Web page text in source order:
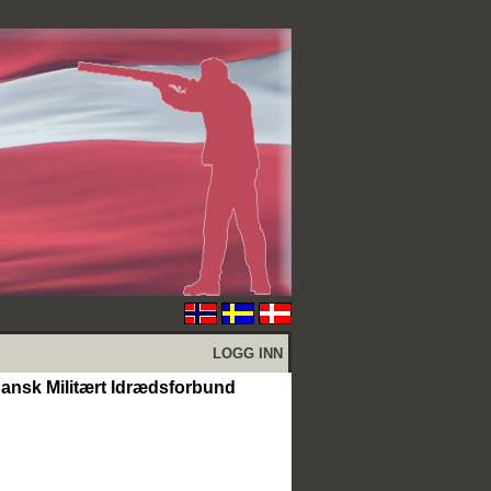
LOGG INN
Militært Idrædsforbund